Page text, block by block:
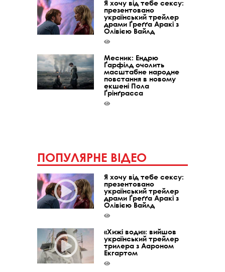
Я хочу від тебе сексу:
презентовано
український трейлер
драми Ґреґґа Аракі з
Олівією Вайлд
Месник: Ендрю
Ґарфілд очолить
масштабне народне
повстання в новому
екшені Пола
Ґрінґрасса
ПОПУЛЯРНЕ ВІДЕО
Я хочу від тебе сексу:
презентовано
український трейлер
драми Ґреґґа Аракі з
Олівією Вайлд
«Хижі води»: вийшов
український трейлер
трилера з Аароном
Екгартом